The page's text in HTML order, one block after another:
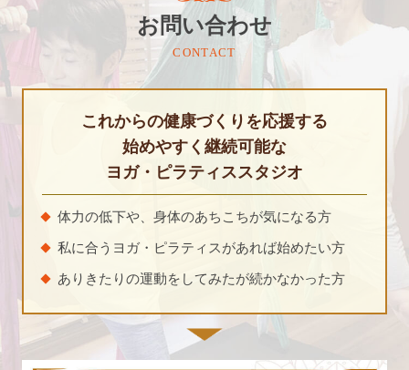
お問い合わせ
CONTACT
これからの健康づくりを応援する
始めやすく継続可能な
ヨガ・ピラティススタジオ
体力の低下や、身体のあちこちが気になる方
私に合うヨガ・ピラティスがあれば始めたい方
ありきたりの運動をしてみたが続かなかった方